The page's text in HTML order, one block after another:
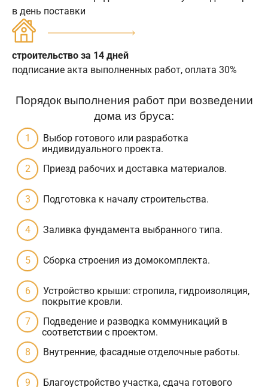
в день поставки
строительство за 14 дней
подписание акта выполненных работ, оплата 30%
Порядок выполнения работ при возведении
дома из бруса:
Выбор готового или разработка
индивидуального проекта.
Приезд рабочих и доставка материалов.
Подготовка к началу строительства.
Заливка фундамента выбранного типа.
Сборка строения из домокомплекта.
Устройство крыши: стропила, гидроизоляция,
покрытие кровли.
Подведение и разводка коммуникаций в
соответствии с проектом.
Внутренние, фасадные отделочные работы.
Благоустройство участка, сдача готового